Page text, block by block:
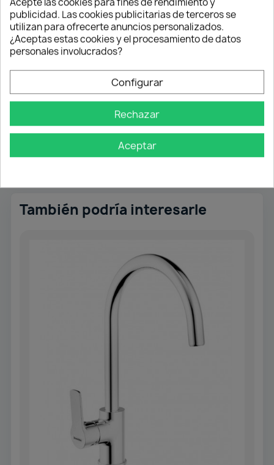
cocina.
✔️ Resistencia y durabilidad
✔️ Fácil mantenimiento
✔️ Estética moderna y minimalista
Convierte tu cocina en un espacio único con un
fregadero que combinafuncionalidad y diseño
premium.
También podría interesarle
publicidad. Las cookies publicitarias de terceros se
utilizan para ofrecerte anuncios personalizados.
¿Aceptas estas cookies y el procesamiento de datos
personales involucrados?
Configurar
Rechazar
Aceptar